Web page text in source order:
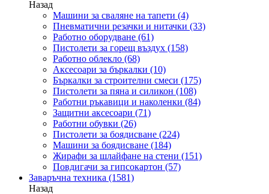
Назад
Машини за сваляне на тапети (4)
Пневматични резачки и нитачки (33)
Работно оборудване (61)
Пистолети за горещ въздух (158)
Работно облекло (68)
Аксесоари за бъркалки (10)
Бъркалки за строителни смеси (175)
Пистолети за пяна и силикон (108)
Работни ръкавици и наколенки (84)
Защитни аксесоари (71)
Работни обувки (26)
Пистолети за боядисване (224)
Машини за боядисване (184)
Жирафи за шлайфане на стени (151)
Повдигачи за гипсокартон (57)
Заваръчна техника (1581)
Назад